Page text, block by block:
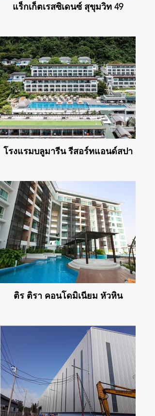
แร็กเก็ตเรสซิเดนซ์ สุขุมวิท 49
โรงแรมบลูมารีน รีสอร์ทแอนด์สปา
ติร ติรา คอนโดมิเนียม หัวหิน